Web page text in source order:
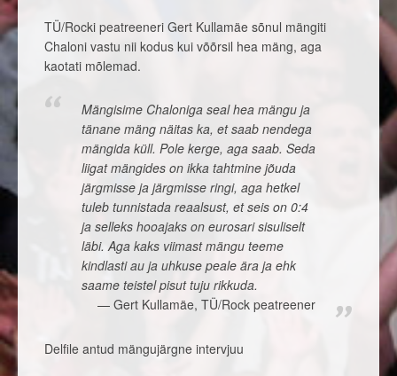
TÜ/Rocki peatreeneri Gert Kullamäe sõnul mängiti
Chaloni vastu nii kodus kui võõrsil hea mäng, aga
kaotati mõlemad.
Mängisime Chaloniga seal hea mängu ja
tänane mäng näitas ka, et saab nendega
mängida küll. Pole kerge, aga saab. Seda
liigat mängides on ikka tahtmine jõuda
järgmisse ja järgmisse ringi, aga hetkel
tuleb tunnistada reaalsust, et seis on 0:4
ja selleks hooajaks on eurosari sisuliselt
läbi. Aga kaks viimast mängu teeme
kindlasti au ja uhkuse peale ära ja ehk
saame teistel pisut tuju rikkuda.
Gert Kullamäe, TÜ/Rock peatreener
Delfile antud mängujärgne intervjuu